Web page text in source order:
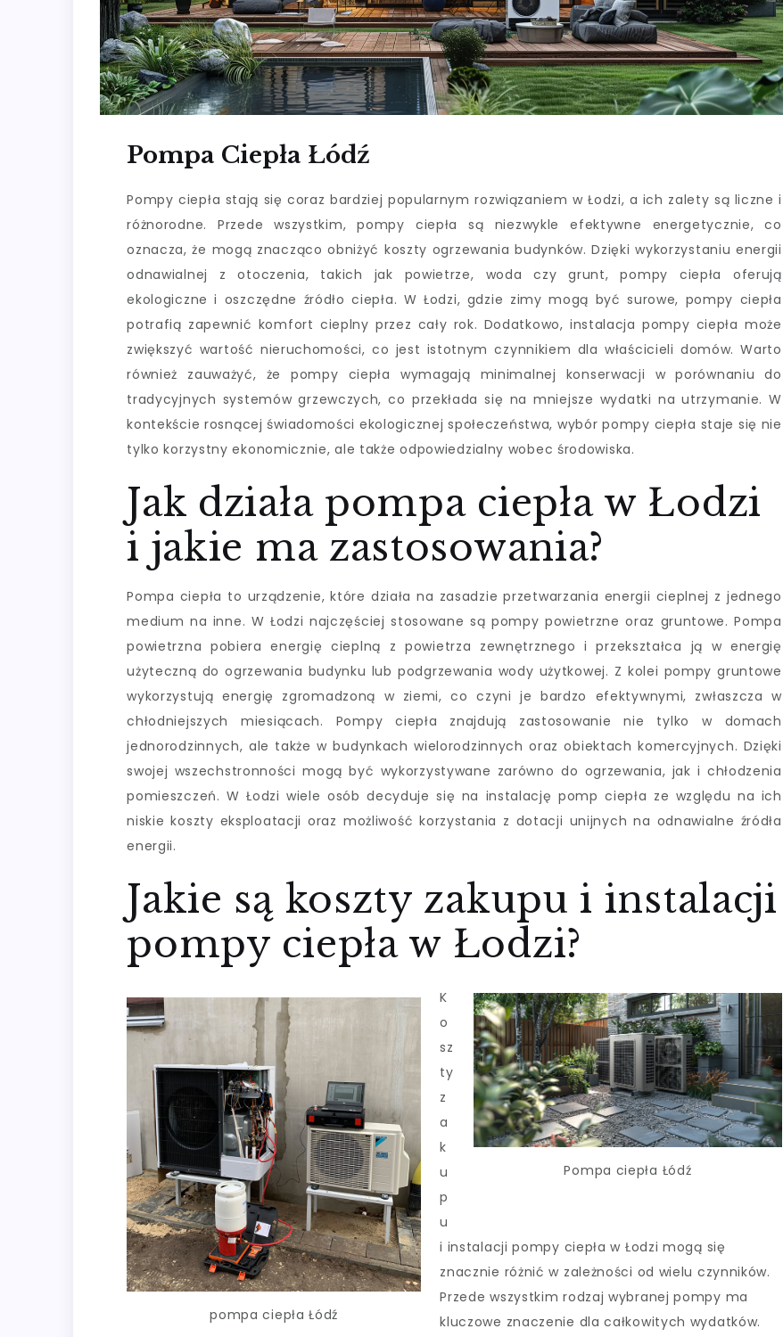
Pompa Ciepła Łódź
Pompy ciepła stają się coraz bardziej popularnym rozwiązaniem w Łodzi, a ich zalety są liczne i
różnorodne. Przede wszystkim, pompy ciepła są niezwykle efektywne energetycznie, co
oznacza, że mogą znacząco obniżyć koszty ogrzewania budynków. Dzięki wykorzystaniu energii
odnawialnej z otoczenia, takich jak powietrze, woda czy grunt, pompy ciepła oferują
ekologiczne i oszczędne źródło ciepła. W Łodzi, gdzie zimy mogą być surowe, pompy ciepła
potrafią zapewnić komfort cieplny przez cały rok. Dodatkowo, instalacja pompy ciepła może
zwiększyć wartość nieruchomości, co jest istotnym czynnikiem dla właścicieli domów. Warto
również zauważyć, że pompy ciepła wymagają minimalnej konserwacji w porównaniu do
tradycyjnych systemów grzewczych, co przekłada się na mniejsze wydatki na utrzymanie. W
kontekście rosnącej świadomości ekologicznej społeczeństwa, wybór pompy ciepła staje się nie
tylko korzystny ekonomicznie, ale także odpowiedzialny wobec środowiska.
Jak działa pompa ciepła w Łodzi
i jakie ma zastosowania?
Pompa ciepła to urządzenie, które działa na zasadzie przetwarzania energii cieplnej z jednego
medium na inne. W Łodzi najczęściej stosowane są pompy powietrzne oraz gruntowe. Pompa
powietrzna pobiera energię cieplną z powietrza zewnętrznego i przekształca ją w energię
użyteczną do ogrzewania budynku lub podgrzewania wody użytkowej. Z kolei pompy gruntowe
wykorzystują energię zgromadzoną w ziemi, co czyni je bardzo efektywnymi, zwłaszcza w
chłodniejszych miesiącach. Pompy ciepła znajdują zastosowanie nie tylko w domach
jednorodzinnych, ale także w budynkach wielorodzinnych oraz obiektach komercyjnych. Dzięki
swojej wszechstronności mogą być wykorzystywane zarówno do ogrzewania, jak i chłodzenia
pomieszczeń. W Łodzi wiele osób decyduje się na instalację pomp ciepła ze względu na ich
niskie koszty eksploatacji oraz możliwość korzystania z dotacji unijnych na odnawialne źródła
energii.
Jakie są koszty zakupu i instalacji
pompy ciepła w Łodzi?
Pompa ciepła Łódź
pompa ciepła Łódź
K
o
sz
ty
z
a
k
u
p
u
i instalacji pompy ciepła w Łodzi mogą się
znacznie różnić w zależności od wielu czynników.
Przede wszystkim rodzaj wybranej pompy ma
kluczowe znaczenie dla całkowitych wydatków.